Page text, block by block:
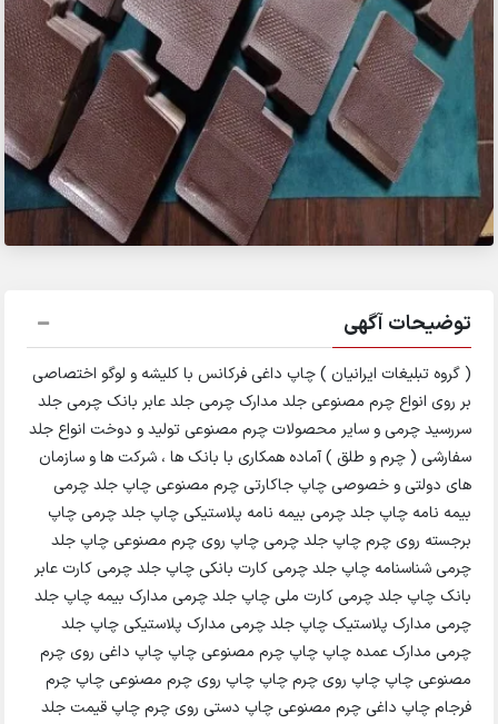
توضیحات آگهی
( گروه تبلیغات ایرانیان ) چاپ داغی فرکانس با کلیشه و لوگو اختصاصی
بر روی انواع چرم مصنوعی جلد مدارک چرمی جلد عابر بانک چرمی جلد
سررسید چرمی و سایر محصولات چرم مصنوعی تولید و دوخت انواع جلد
سفارشی ( چرم و طلق ) آماده همکاری با بانک ها ، شرکت ها و سازمان
های دولتی و خصوصی چاپ جاکارتی چرم مصنوعی چاپ جلد چرمی
بیمه نامه چاپ جلد چرمی بیمه نامه پلاستیکی چاپ جلد چرمی چاپ
برجسته روی چرم چاپ جلد چرمی چاپ روی چرم مصنوعی چاپ جلد
چرمی شناسنامه چاپ جلد چرمی کارت بانکی چاپ جلد چرمی کارت عابر
بانک چاپ جلد چرمی کارت ملی چاپ جلد چرمی مدارک بیمه چاپ جلد
چرمی مدارک پلاستیک چاپ جلد چرمی مدارک پلاستیکی چاپ جلد
چرمی مدارک عمده چاپ چاپ چرم مصنوعی چاپ چاپ داغی روی چرم
مصنوعی چاپ چاپ روی چرم چاپ چاپ روی چرم مصنوعی چاپ چرم
فرجام چاپ داغی چرم مصنوعی چاپ دستی روی چرم چاپ قیمت جلد